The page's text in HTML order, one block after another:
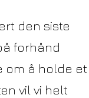
den siste
forhånd
om å holde et
vil vi helt